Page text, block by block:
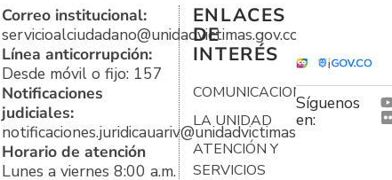
Correo institucional:
servicioalciudadano@unidadvictimas.gov.co
Línea anticorrupción:
Desde móvil o fijo: 157
Notificaciones
judiciales:
notificaciones.juridicauariv@unidadvictimas.gov.co
Horario de atención
Lunes a viernes 8:00 a.m.
ENLACES
DE
INTERÉS
COMUNICACIONES
LA UNIDAD
ATENCIÓN Y
SERVICIOS
Síguenos
en: